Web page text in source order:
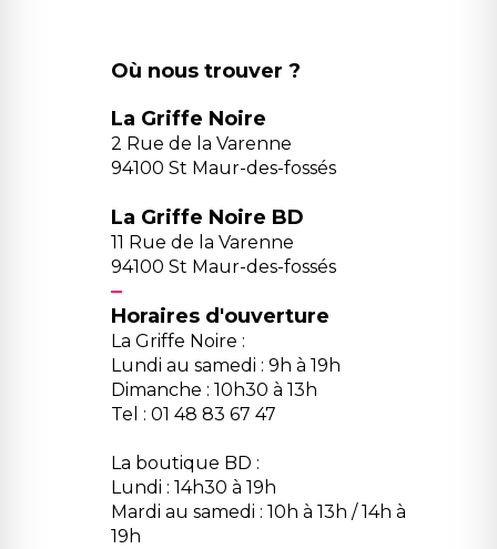
Où nous trouver ?
La Griffe Noire
2 Rue de la Varenne
94100 St Maur-des-fossés
La Griffe Noire BD
11 Rue de la Varenne
94100 St Maur-des-fossés
Horaires d'ouverture
La Griffe Noire :
Lundi au samedi : 9h à 19h
Dimanche : 10h30 à 13h
Tel : 01 48 83 67 47
La boutique BD :
Lundi : 14h30 à 19h
Mardi au samedi : 10h à 13h / 14h à
19h